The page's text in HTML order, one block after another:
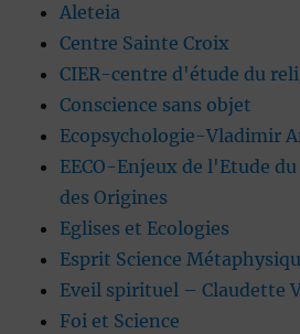
Aleteia
Centre Sainte Croix
CIER-centre d'étude du
Conscience sans objet
Ecopsychologie-Vladimir
EECO-Enjeux de l'Etude
des Origines
Eglises et Ecologies
Esprit Science
Eveil spirituel – Claudette
Foi et Science